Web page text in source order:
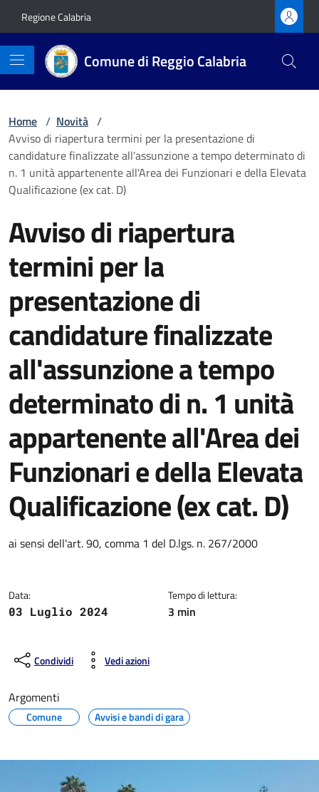
Regione Calabria
Comune di Reggio Calabria
Home / Novità /
Avviso di riapertura termini per la presentazione di
candidature finalizzate all'assunzione a tempo determinato di
n. 1 unità appartenente all'Area dei Funzionari e della Elevata
Qualificazione (ex cat. D)
Avviso di riapertura
termini per la
presentazione di
candidature finalizzate
all'assunzione a tempo
determinato di n. 1 unità
appartenente all'Area dei
Funzionari e della Elevata
Qualificazione (ex cat. D)
Dettagli della notizia
ai sensi dell'art. 90, comma 1 del D.lgs. n. 267/2000
Data:
03 Luglio 2024
Tempo di lettura:
3 min
Condividi Vedi azioni
Argomenti
Comune Avvisi e bandi di gara